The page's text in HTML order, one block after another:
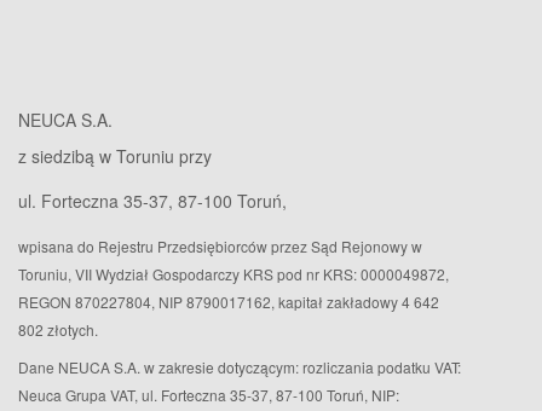
NEUCA S.A.
z siedzibą w Toruniu przy
ul. Forteczna 35-37, 87-100 Toruń,
wpisana do Rejestru Przedsiębiorców przez Sąd Rejonowy w
Toruniu, VII Wydział Gospodarczy KRS pod nr KRS: 0000049872,
REGON 870227804, NIP 8790017162, kapitał zakładowy 4 642
802 złotych.
Dane NEUCA S.A. w zakresie dotyczącym: rozliczania podatku VAT:
Neuca Grupa VAT, ul. Forteczna 35-37, 87-100 Toruń, NIP: